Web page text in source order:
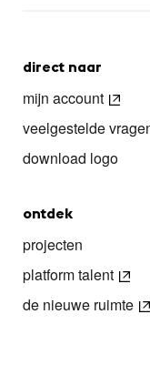
direct naar
mijn account
veelgestelde
download logo
ontdek
projecten
platform talent
de nieuwe ruimte